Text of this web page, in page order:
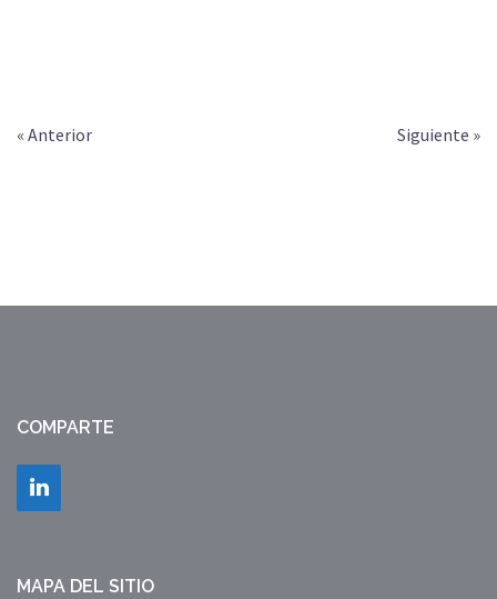
« Anterior Siguiente »
COMPARTE
MAPA DEL SITIO